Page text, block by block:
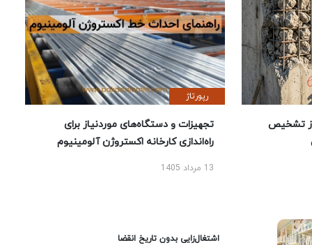
تشخیص
رپورتاژ
تجهیزات و دستگاه‌های موردنیاز برای
راه‌اندازی کارخانه اکستروژن آلومینیوم
13 مرداد 1405
اشتغال‌زایی بدون تاریخ انقضا